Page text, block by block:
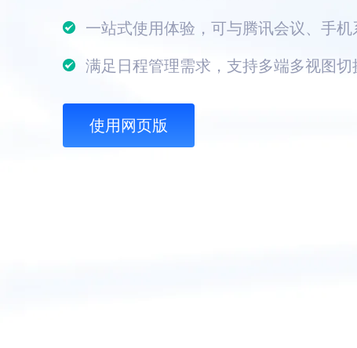
一站式使用体验，可与腾讯会议、手机
满足日程管理需求，支持多端多视图切
使用网页版